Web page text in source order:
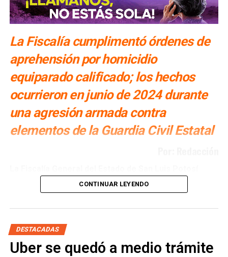
La Fiscalía cumplimentó órdenes de
aprehensión por homicidio
equiparado calificado; los hechos
ocurrieron en junio de 2024 durante
una agresión armada contra
elementos de la Guardia Civil Estatal
(FGESLP) informó el cumplimiento de cuatro órdenes de
aprehensión en contra de igual número de personas,
armado contra elementos de la Guardia Civil Estatal (GCE)
registrado en el municipio de San Ciro de Acosta, donde
un agente perdió la vida.
CONTINUAR LEYENDO
DESTACADAS
Uber se quedó a medio trámite